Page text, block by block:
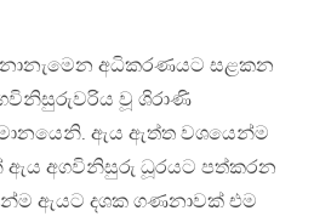
අධිකරණයට සළකන
වූ ශිරාණි
ඇය ඇත්ත වශයෙන්ම
ඇය අගවිනිසුරු ධූරයට පත්කරන
ඇයට දශක ගණනාවක් එම